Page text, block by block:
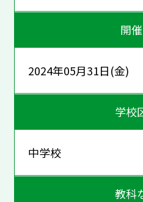
開
2024年05月31日(金)
学校
中学校
教科